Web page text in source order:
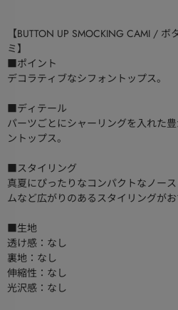
【BUTTON UP SMOCKING CAMI /
ミ】
■ポイント
デコラティブなシフォントップス。
■ディテール
パーツごとにシャーリングを入れた
ントップス。
■スタイリング
真夏にぴったりなコンパクトなノー
ムなど広がりのあるスタイリングがお
■生地
透け感：なし
裏地：なし
伸縮性：なし
光沢感：なし